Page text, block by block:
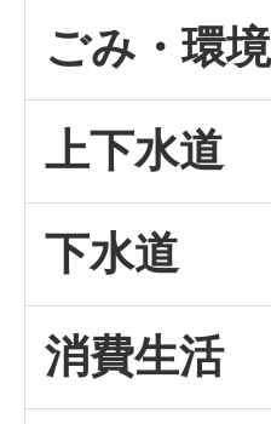
ごみ・環
上下水道
下水道
消費生活